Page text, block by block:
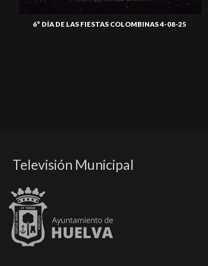
6º DÍA DE LAS FIESTAS COLOMBINAS 4-08-25
Televisión Municipal